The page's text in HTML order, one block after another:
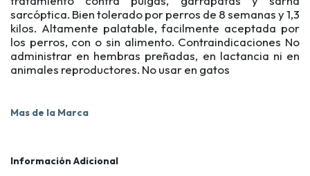
sarcóptica. Bien tolerado por perros de 8 semanas y 1,3
kilos. Altamente palatable, facilmente aceptada por
los perros, con o sin alimento. Contraindicaciones No
administrar en hembras preñadas, en lactancia ni en
animales reproductores. No usar en gatos
Mas de la Marca
Información Adicional